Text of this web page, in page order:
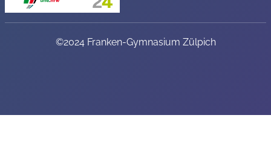
©2024 Franken-Gymnasium Zülpich